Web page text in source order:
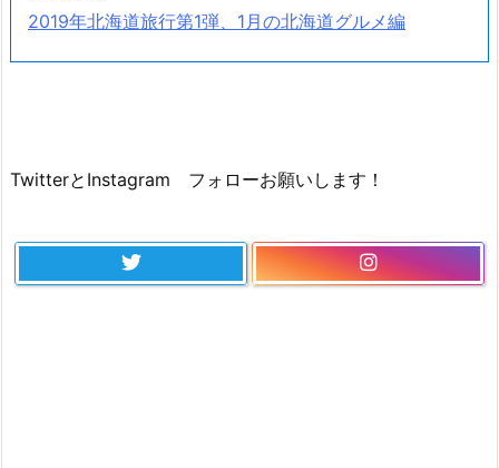
2019年北海道旅行第1弾、1月の北海道グルメ編
TwitterとInstagram フォローお願いします！